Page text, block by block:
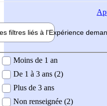
filtres liés à l'Expérience
demandée
Moins de 1 an
De 1 à 3 ans (2)
Plus de 3 ans
Non renseignée (2)